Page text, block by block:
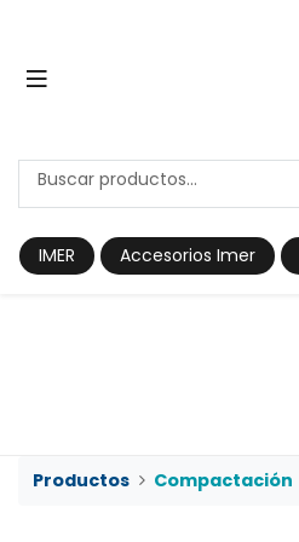
IMER Accesorios Imer
Prod​​uctos Compactación